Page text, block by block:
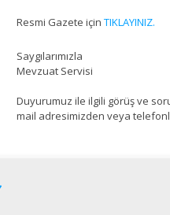
Resmi Gazete için TIKLAYINIZ.
Saygılarımızla
Mevzuat Servisi
Duyurumuz ile ilgili görüş ve
mail adresimizden veya